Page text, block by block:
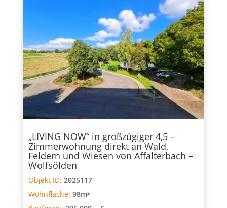
„LIVING NOW“ in großzügiger 4,5 –
Zimmerwohnung direkt an Wald,
Feldern und Wiesen von Affalterbach –
Wolfsölden
Objekt ID: 2025117
Wohnfläche: 98m²